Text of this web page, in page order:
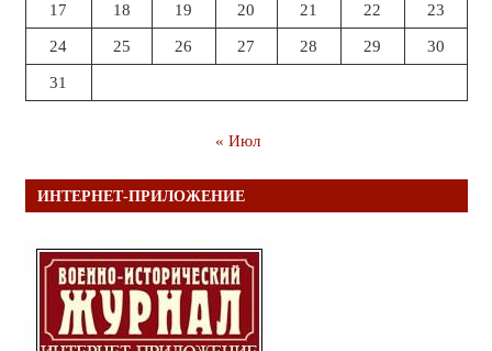
17 18 19 20 21 22 23
24 25 26 27 28 29 30
31
« Июл
ИНТЕРНЕТ-ПРИЛОЖЕНИЕ